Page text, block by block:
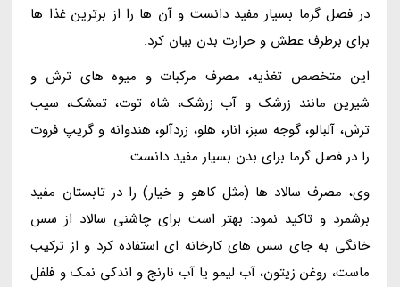
در فصل گرما بسیار مفید دانست و آن ها را از برترین غذا ها
برای برطرف عطش و حرارت بدن بیان کرد.
این متخصص تغذیه، مصرف مرکبات و میوه های ترش و
شیرین مانند زرشک و آب زرشک، شاه توت، تمشک، سیب
ترش، آلبالو، گوجه سبز، انار، هلو، زردآلو، هندوانه و گریپ فروت
را در فصل گرما برای بدن بسیار مفید دانست.
وی، مصرف سالاد ها (مثل کاهو و خیار) را در تابستان مفید
برشمرد و تاکید نمود: بهتر است برای چاشنی سالاد از سس
خانگی به جای سس های کارخانه ای استفاده کرد و از ترکیب
ماست، روغن زیتون، آب لیمو یا آب نارنج و اندکی نمک و فلفل